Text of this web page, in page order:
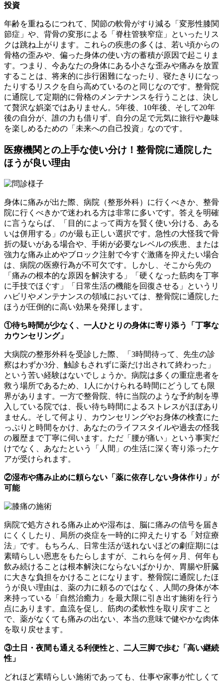
投資
年齢を重ねるにつれて、関節の軟骨がすり減る「変形性膝関
節症」や、背骨の変形による「脊柱管狭窄症」といったリス
クは跳ね上がります。これらの疾患の多くは、若い頃からの
骨格の歪みや、偏った身体の使い方の蓄積が原因で起こりま
す。つまり、今あなたの身体にある小さな歪みや痛みを放置
することは、将来的に歩行困難になったり、寝たきりになっ
たりするリスクを自ら高めているのと同じなのです。整骨院
に通院して定期的に骨格のメンテナンスを行うことは、決し
て贅沢な娯楽ではありません。5年後、10年後、そして20年
後の自分が、誰の力も借りず、自分の足で元気に旅行や趣味
を楽しめるための「未来への自己投資」なのです。
医療機関との上手な使い分け！整骨院に通院した
ほうが良い理由
身体に痛みが出た際、病院（整形外科）に行くべきか、整骨
院に行くべきかで迷われる方は非常に多いです。答えを明確
に言うならば、「目的によって両方を賢く使い分ける、ある
いは併用する」のが最も正しい選択です。急性の大怪我で骨
折の疑いがある場合や、手術が必要なレベルの疾患、または
強力な痛み止めやブロック注射で今すぐ激痛を抑えたい場合
は、病院の医療行為が不可欠です。しかし、そこから先の
「痛みの根本的な原因を解決する」「硬くなった筋肉を丁寧
に手技でほぐす」「日常生活の機能を回復させる」というリ
ハビリやメンテナンスの領域においては、整骨院に通院した
ほうが圧倒的に高い効果を発揮します。
①待ち時間が少なく、一人ひとりの身体に寄り添う「丁寧な
カウンセリング」
大病院の整形外科を受診した際、「3時間待って、先生の診
察はわずか3分、触診もされずに薬だけ出されて終わった」
という苦い経験はないでしょうか。病院は多くの重症患者を
救う場所であるため、1人にかけられる時間にどうしても限
界があります。一方で整骨院、特に当院のような予約制を導
入している院では、長い待ち時間によるストレスがほぼあり
ません。そして何より、カウンセリングやお身体の検査にた
っぷりと時間をかけ、あなたのライフスタイルや過去の怪我
の履歴まで丁寧に伺います。ただ「腰が痛い」という事実だ
けでなく、あなたという「人間」の生活に深く寄り添ったケ
アが受けられます。
②湿布や痛み止めに頼らない「薬に依存しない身体作り」が
可能
病院で処方される痛み止めや湿布は、脳に痛みの信号を届き
にくくしたり、局所の炎症を一時的に抑えたりする「対症療
法」です。もちろん、日常生活が送れないほどの劇症期には
素晴らしい恩恵をもたらしますが、これらを何ヶ月、何年も
飲み続けることは根本解決にならないばかりか、胃腸や肝臓
に大きな負担をかけることになります。整骨院に通院したほ
うが良い理由は、薬の力に頼るのではなく、人間の身体が本
来持っている「自然治癒力」を最大限に引き出す施術を行う
点にあります。血流を促し、筋肉の柔軟性を取り戻すこと
で、薬がなくても痛みの出ない、本当の意味で健やかな肉体
を取り戻せます。
③土日・夜間も通える利便性と、二人三脚で歩む「高い継続
性」
どれほど素晴らしい施術であっても、仕事や家事が忙しくて